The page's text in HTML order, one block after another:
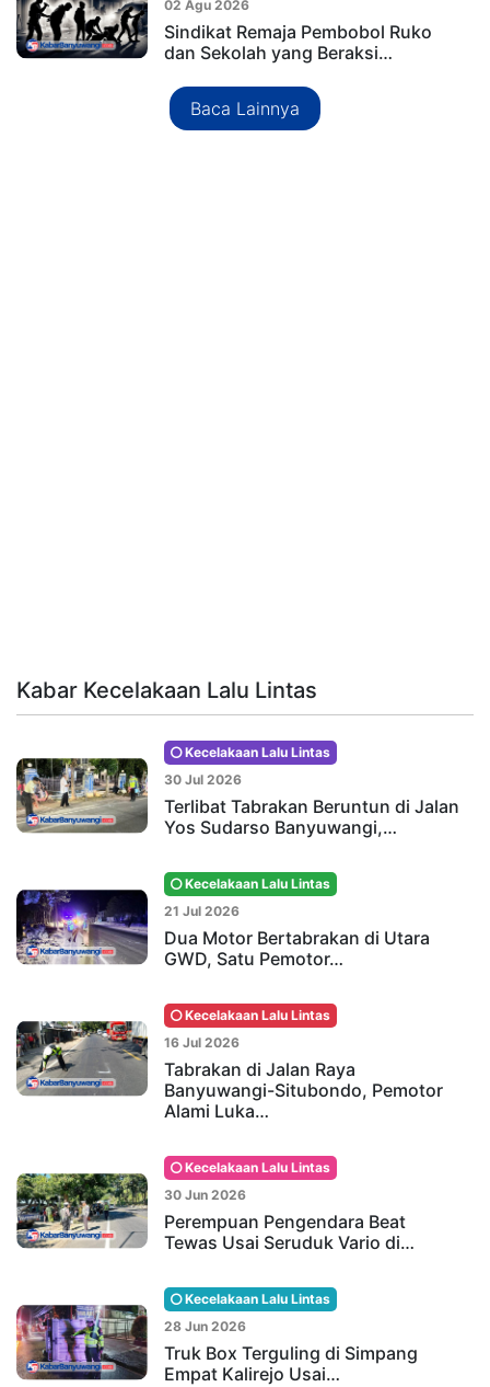
02 Agu 2026
Sindikat Remaja Pembobol Ruko
dan Sekolah yang Beraksi…
Baca Lainnya
Kabar Kecelakaan Lalu Lintas
Kecelakaan Lalu Lintas
30 Jul 2026
Terlibat Tabrakan Beruntun di Jalan
Yos Sudarso Banyuwangi,…
Kecelakaan Lalu Lintas
21 Jul 2026
Dua Motor Bertabrakan di Utara
GWD, Satu Pemotor…
Kecelakaan Lalu Lintas
16 Jul 2026
Tabrakan di Jalan Raya
Banyuwangi-Situbondo, Pemotor
Alami Luka…
Kecelakaan Lalu Lintas
30 Jun 2026
Perempuan Pengendara Beat
Tewas Usai Seruduk Vario di…
Kecelakaan Lalu Lintas
28 Jun 2026
Truk Box Terguling di Simpang
Empat Kalirejo Usai…